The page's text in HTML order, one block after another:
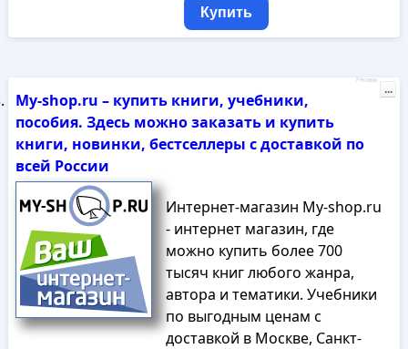
Купить
My-shop.ru – купить книги, учебники,
пособия. Здесь можно заказать и купить
книги, новинки, бестселлеры с доставкой по
всей России
Интернет-магазин My-shop.ru
- интернет магазин, где
можно купить более 700
тысяч книг любого жанра,
автора и тематики. Учебники
по выгодным ценам с
доставкой в Москве, Санкт-
Реклама
...